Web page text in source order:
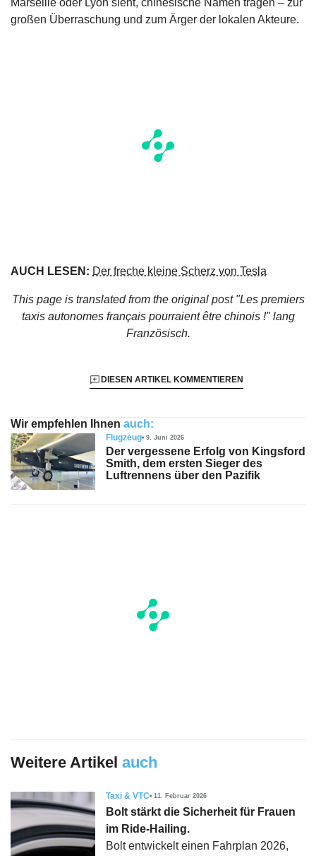
Marseille oder Lyon sieht, chinesische Namen tragen – zur
großen Überraschung und zum Ärger der lokalen Akteure.
AUCH LESEN: Der freche kleine Scherz von Tesla
This page is translated from the original post "Les premiers
taxis autonomes français pourraient être chinois !"lang
Französisch.
DIESEN ARTIKEL KOMMENTIEREN
Wir empfehlen Ihnen auch:
Flugzeug 9. Juni 2026
Der vergessene Erfolg von Kingsford
Smith, dem ersten Sieger des
Luftrennens über den Pazifik
Weitere Artikel auch
Taxi & VTC 11. Februar 2026
Bolt stärkt die Sicherheit für Frauen
im Ride-Hailing.
Bolt entwickelt einen Fahrplan 2026,